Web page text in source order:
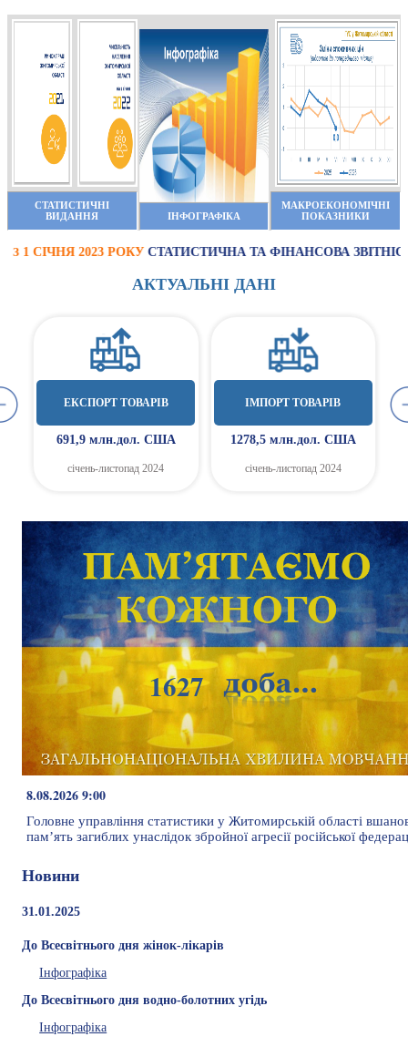
СТАТИСТИЧНІ
ВИДАННЯ
ІНФОГРАФІКА
МАКРОЕКОНОМІЧНІ
ПОКАЗНИКИ
2023 РОКУ СТАТИСТИЧНА ТА ФІНАНСОВА ЗВІТНІСТЬ
АКТУАЛЬНІ ДАНІ
ЕКСПОРТ ТОВАРІВ
691,9 млн.дол. США
січень-листопад 2024
ІМПОРТ ТОВАРІВ
1278,5 млн.дол. США
січень-листопад 2024
1627
8.08.2026 9:00
Головне управління статистики у Житомирській області
пам’ять загиблих унаслідок збройної агресії російської
Новини
31.01.2025
До Всесвітнього дня жінок-лікарів
Інфографіка
До Всесвітнього дня водно-болотних угідь
Інфографіка